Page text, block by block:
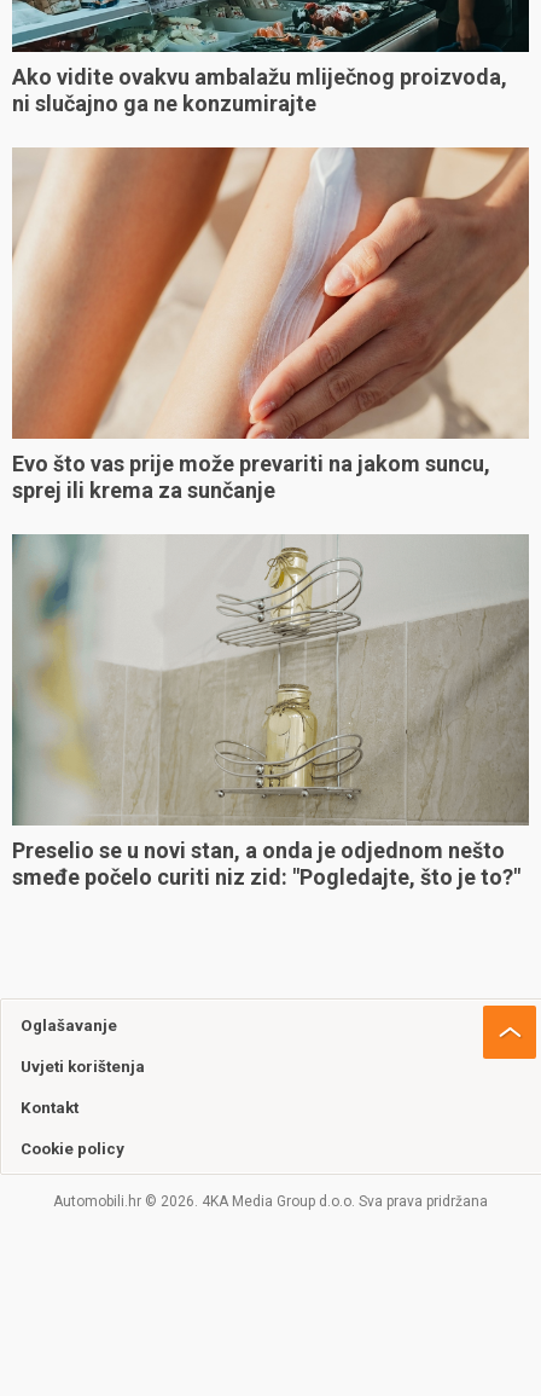
Ako vidite ovakvu ambalažu mliječnog proizvoda,
ni slučajno ga ne konzumirajte
Evo što vas prije može prevariti na jakom suncu,
sprej ili krema za sunčanje
Preselio se u novi stan, a onda je odjednom nešto
smeđe počelo curiti niz zid: "Pogledajte, što je to?"
Oglašavanje
Uvjeti korištenja
Kontakt
Cookie policy
Automobili.hr © 2026. 4KA Media Group d.o.o. Sva prava pridržana